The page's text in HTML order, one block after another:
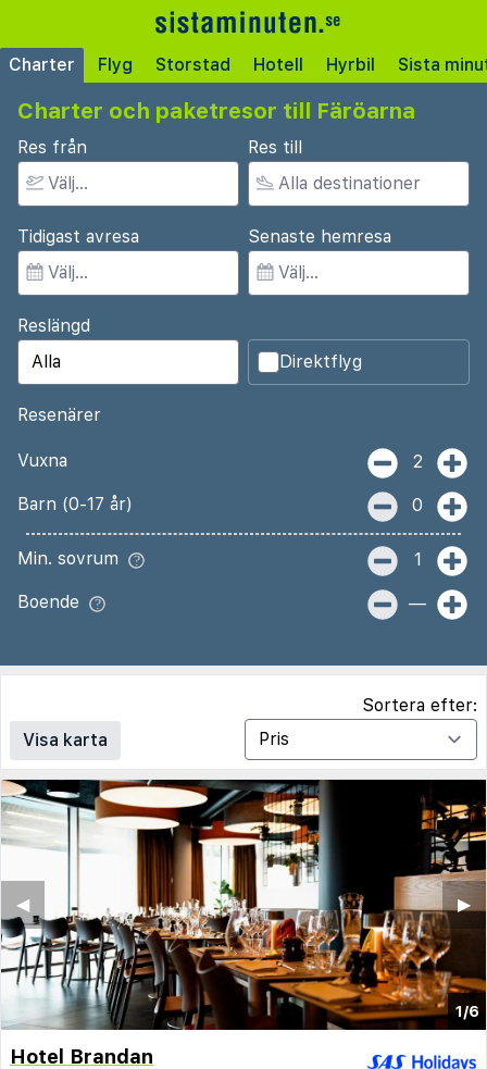
Charter Flyg Storstad Hotell Hyrbil Sista
Charter och paketresor till Färöarna
Res från Res till
Tidigast avresa Senaste hemresa
Reslängd
Direktflyg
Resenärer
Vuxna 2
Barn (0-17 år) 0
Min. sovrum 1
Boende —
Visa karta
Sortera efter:
1/6
▶︎
◀︎
Hotel Brandan